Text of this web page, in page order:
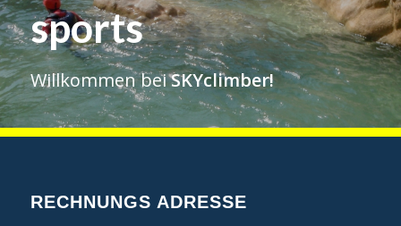
sports
Willkommen beiSKYclimber!
RECHNUNGS ADRESSE